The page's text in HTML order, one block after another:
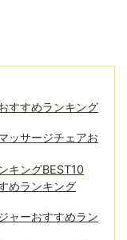
すすめランキング
ッサージチェアお
キングBEST10
めランキング
ャーおすすめラン